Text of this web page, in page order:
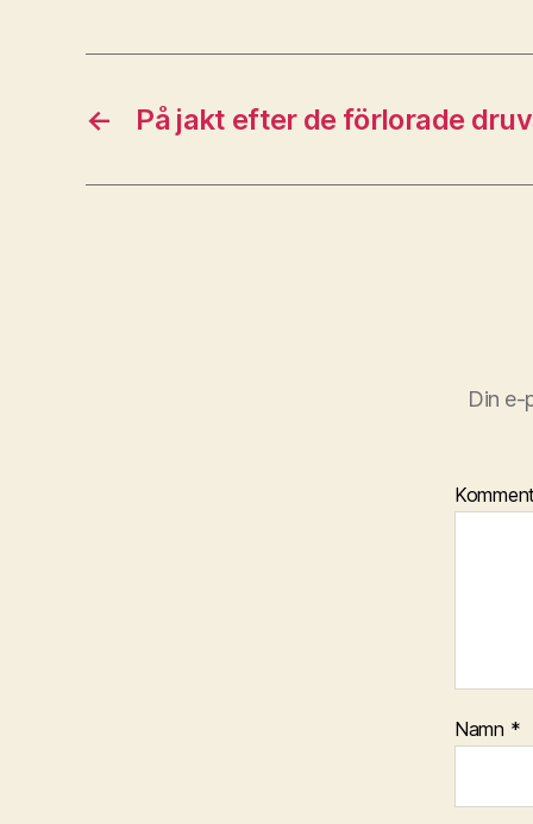
← På jakt efter de förlorade
Din e-
Namn *